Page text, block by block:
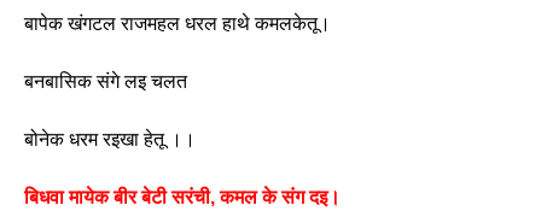
बापेक खंगटल राजमहल धरल हाथे कमलकेतू।
बनबासिक संगे लइ चलत
बोनेक धरम रइखा हेतू ।।
बिधवा मायेक बीर बेटी सरंची, कमल के संग दइ।